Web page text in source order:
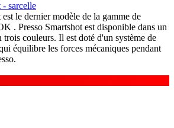
- sarcelle
le dernier modèle de la gamme de
. Presso Smartshot est disponible dans un
trois couleurs. Il est doté d'un système de
équilibre les forces mécaniques pendant